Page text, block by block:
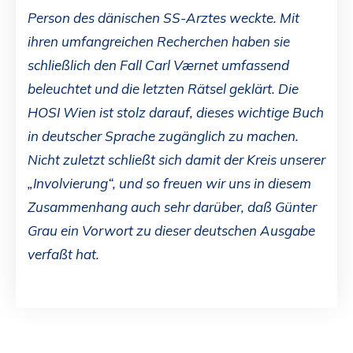
Person des dänischen SS-Arztes weckte. Mit
ihren umfangreichen Recherchen haben sie
schließlich den Fall Carl Værnet umfassend
beleuchtet und die letzten Rätsel geklärt. Die
HOSI Wien ist stolz darauf, dieses wichtige Buch
in deutscher Sprache zugänglich zu machen.
Nicht zuletzt schließt sich damit der Kreis unserer
„Involvierung“, und so freuen wir uns in diesem
Zusammenhang auch sehr darüber, daß Günter
Grau ein Vorwort zu dieser deutschen Ausgabe
verfaßt hat.